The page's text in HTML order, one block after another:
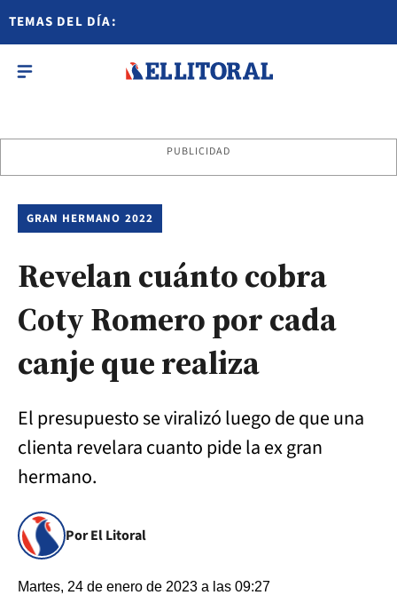
TEMAS DEL DÍA:
PUBLICIDAD
GRAN HERMANO 2022
Revelan cuánto cobra
Coty Romero por cada
canje que realiza
El presupuesto se viralizó luego de que una
clienta revelara cuanto pide la ex gran
hermano.
Por El Litoral
Martes, 24 de enero de 2023 a las 09:27